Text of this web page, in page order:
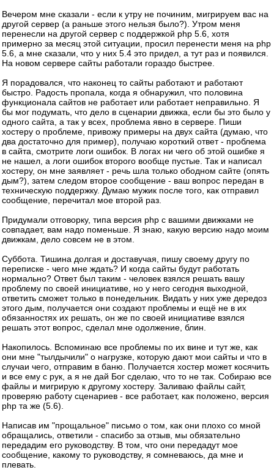
Вечером мне сказали - если к утру не починим, мигрируем вас на
другой сервер (а раньше этого нельзя было?). Утром меня
перенесли на другой сервер с поддержкой php 5.6, хотя
примерно за месяц этой ситуации, просил перенести меня на php
5.6, а мне сказали, что у них 5.4 это придел, а тут раз и появился.
На новом сервере сайты работали гораздо быстрее.
Я порадовался, что наконец то сайты работают и работают
быстро. Радость пропала, когда я обнаружил, что половина
функционала сайтов не работает или работает неправильно. Я
бы мог подумать, что дело в сценарии движка, если бы это было у
одного сайта, а так у всех, проблема явно в сервере. Пиши
хостеру о проблеме, привожу примеры на двух сайта (думаю, что
два достаточно для пример), получаю короткий ответ - проблема
в сайта, смотрите логи ошибок. В логах ни чего об этой ошибке я
не нашел, а логи ошибок второго вообще пустые. Так и написал
хостеру, он мне заявляет - речь шла только ободном сайте (опять
дым?), затем следом второе сообщение - ваш вопрос передан в
техническую поддержку. Думаю мужик после того, как отправил
сообщение, перечитал мое второй раз.
Придумали отговорку, типа версия php с вашими движками не
совпадает, вам надо поменьше. Я знаю, какую версию надо моим
движкам, дело совсем не в этом.
Суббота. Тишина долгая и доставучая, пишу своему другу по
переписке - чего мне ждать? И когда сайты будут работать
нормально? Ответ был таким - человек взялся решать вашу
проблему по своей инициативе, но у него сегодня выходной,
ответить сможет только в понедельник. Видать у них уже дередоз
этого дым, получается они создают проблемы и ещё не в их
обязанностях их решать, он же по своей инициативе взялся
решать этот вопрос, сделал мне одолжение, блин.
Накопилось. Вспоминаю все проблемы по их вине и тут же, как
они мне "тылдычили" о нагрузке, которую дают мои сайты и что в
случаи чего, отправим в баню. Получается хостер может косячить
и все ему с рук, а я не дай Бог сделаю, что то не так. Собираю все
файлы и мигрирую к другому хостеру. Заливаю файлы сайт,
проверяю работу сценариев - все работает, как положено, версия
php та же (5.6).
Написав им "прощальное" письмо о том, как они плохо со мной
обращались, ответили - спасибо за отзыв, мы обязательно
передадим его руководству. В том, что они передадут мое
сообщение, какому то руководству, я сомневаюсь, да мне и
плевать.